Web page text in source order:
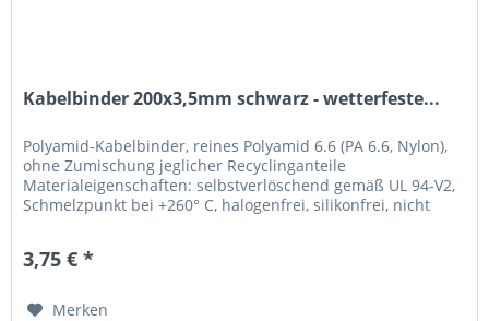
Kabelbinder 200x3,5mm schwarz - wetterfeste...
Polyamid-Kabelbinder, reines Polyamid 6.6 (PA 6.6, Nylon),
ohne Zumischung jeglicher Recyclinganteile
Materialeigenschaften: selbstverlöschend gemäß UL 94-V2,
Schmelzpunkt bei +260° C, halogenfrei, silikonfrei, nicht
3,75 € *
Merken